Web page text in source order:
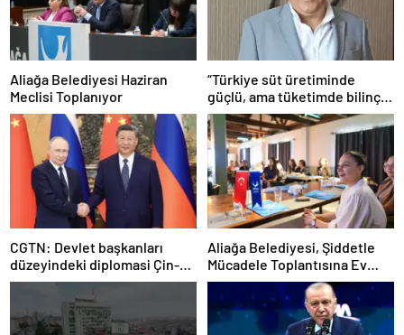
Aliağa Belediyesi Haziran
Meclisi Toplanıyor
“Türkiye süt üretiminde
güçlü, ama tüketimde bilinç
şart”
CGTN: Devlet başkanları
düzeyindeki diplomasi Çin-
Rusya arasındaki büyüyen
ortaklığı güçlendiriyor
Aliağa Belediyesi, Şiddetle
Mücadele Toplantısına Ev
Sahipliği Yaptı